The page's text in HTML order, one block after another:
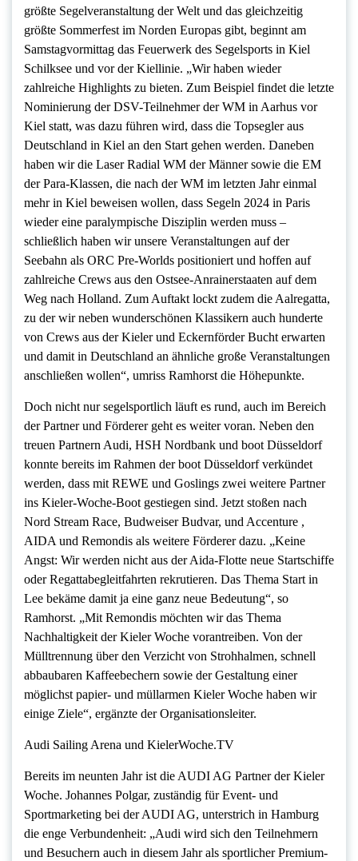
größte Segelveranstaltung der Welt und das gleichzeitig
größte Sommerfest im Norden Europas gibt, beginnt am
Samstagvormittag das Feuerwerk des Segelsports in Kiel
Schilksee und vor der Kiellinie. „Wir haben wieder
zahlreiche Highlights zu bieten. Zum Beispiel findet die letzte
Nominierung der DSV-Teilnehmer der WM in Aarhus vor
Kiel statt, was dazu führen wird, dass die Topsegler aus
Deutschland in Kiel an den Start gehen werden. Daneben
haben wir die Laser Radial WM der Männer sowie die EM
der Para-Klassen, die nach der WM im letzten Jahr einmal
mehr in Kiel beweisen wollen, dass Segeln 2024 in Paris
wieder eine paralympische Disziplin werden muss –
schließlich haben wir unsere Veranstaltungen auf der
Seebahn als ORC Pre-Worlds positioniert und hoffen auf
zahlreiche Crews aus den Ostsee-Anrainerstaaten auf dem
Weg nach Holland. Zum Auftakt lockt zudem die Aalregatta,
zu der wir neben wunderschönen Klassikern auch hunderte
von Crews aus der Kieler und Eckernförder Bucht erwarten
und damit in Deutschland an ähnliche große Veranstaltungen
anschließen wollen“, umriss Ramhorst die Höhepunkte.
Doch nicht nur segelsportlich läuft es rund, auch im Bereich
der Partner und Förderer geht es weiter voran. Neben den
treuen Partnern Audi, HSH Nordbank und boot Düsseldorf
konnte bereits im Rahmen der boot Düsseldorf verkündet
werden, dass mit REWE und Goslings zwei weitere Partner
ins Kieler-Woche-Boot gestiegen sind. Jetzt stoßen nach
Nord Stream Race, Budweiser Budvar, und Accenture ,
AIDA und Remondis als weitere Förderer dazu. „Keine
Angst: Wir werden nicht aus der Aida-Flotte neue Startschiffe
oder Regattabegleitfahrten rekrutieren. Das Thema Start in
Lee bekäme damit ja eine ganz neue Bedeutung“, so
Ramhorst. „Mit Remondis möchten wir das Thema
Nachhaltigkeit der Kieler Woche vorantreiben. Von der
Mülltrennung über den Verzicht von Strohhalmen, schnell
abbaubaren Kaffeebechern sowie der Gestaltung einer
möglichst papier- und müllarmen Kieler Woche haben wir
einige Ziele“, ergänzte der Organisationsleiter.
Audi Sailing Arena und KielerWoche.TV
Bereits im neunten Jahr ist die AUDI AG Partner der Kieler
Woche. Johannes Polgar, zuständig für Event- und
Sportmarketing bei der AUDI AG, unterstrich in Hamburg
die enge Verbundenheit: „Audi wird sich den Teilnehmern
und Besuchern auch in diesem Jahr als sportlicher Premium-